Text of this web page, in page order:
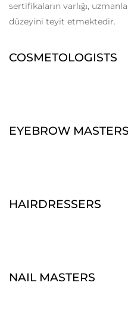
sertifikaların varlığı,
düzeyini teyit etmektedir.
COSMETOLOGISTS
EYEBROW MASTERS
HAIRDRESSERS
NAIL MASTERS